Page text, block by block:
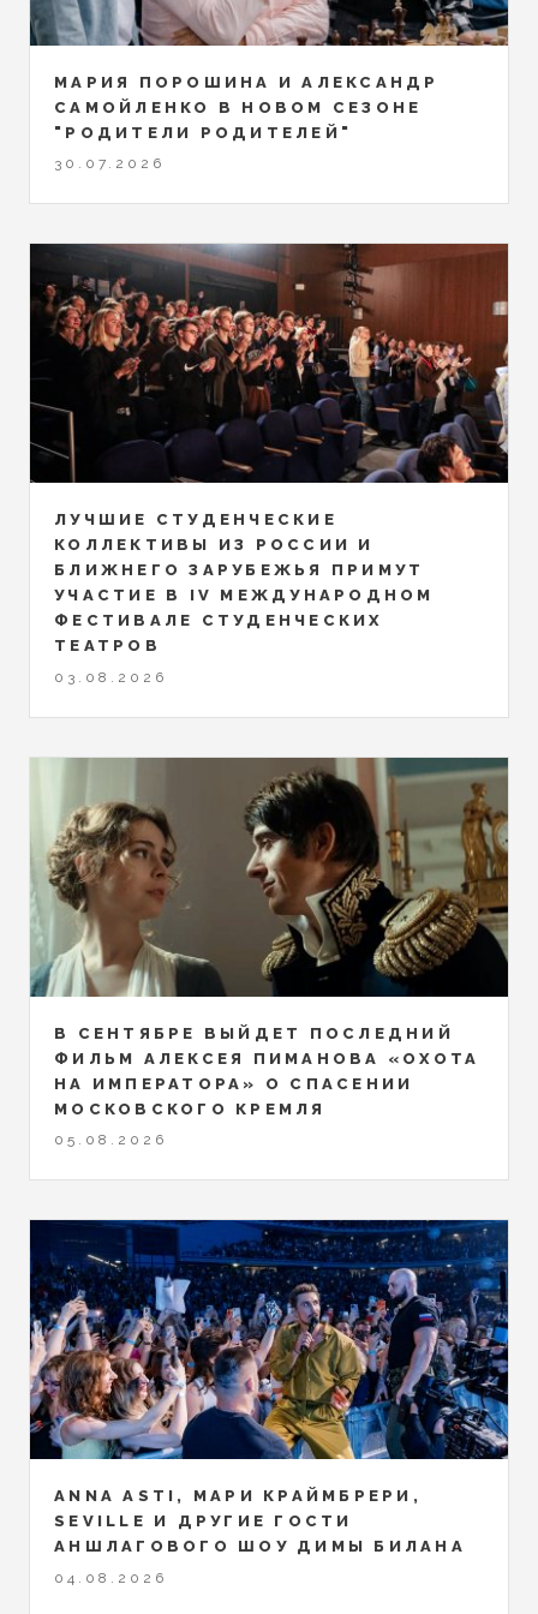
МАРИЯ ПОРОШИНА И АЛЕКСАНДР
САМОЙЛЕНКО В НОВОМ СЕЗОНЕ
"РОДИТЕЛИ РОДИТЕЛЕЙ"
30.07.2026
ЛУЧШИЕ СТУДЕНЧЕСКИЕ
КОЛЛЕКТИВЫ ИЗ РОССИИ И
БЛИЖНЕГО ЗАРУБЕЖЬЯ ПРИМУТ
УЧАСТИЕ В IV МЕЖДУНАРОДНОМ
ФЕСТИВАЛЕ СТУДЕНЧЕСКИХ
ТЕАТРОВ
03.08.2026
В СЕНТЯБРЕ ВЫЙДЕТ ПОСЛЕДНИЙ
ФИЛЬМ АЛЕКСЕЯ ПИМАНОВА «ОХОТА
НА ИМПЕРАТОРА» О СПАСЕНИИ
МОСКОВСКОГО КРЕМЛЯ
05.08.2026
ANNA ASTI, МАРИ КРАЙМБРЕРИ,
SEVILLE И ДРУГИЕ ГОСТИ
АНШЛАГОВОГО ШОУ ДИМЫ БИЛАНА
04.08.2026